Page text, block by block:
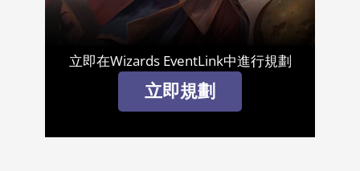
立即在Wizards EventLink中進行規劃
立即規劃